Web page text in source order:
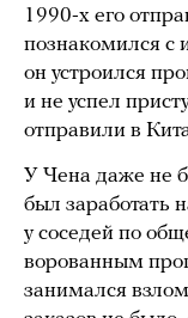
1990-х его
познакомился с
он устроился
и не успел
отправили в
У Чена даже не
был заработать
у соседей по
ворованным
занимался